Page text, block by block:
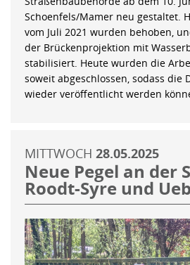
Schoenfels/Mamer neu gestaltet.
vom Juli 2021 wurden behoben,
der Brückenprojektion mit
stabilisiert. Heute wurden die
soweit abgeschlossen, sodass die
wieder veröffentlicht werden
MITTWOCH 28.05.2025
Neue Pegel an der
Roodt-Syre und